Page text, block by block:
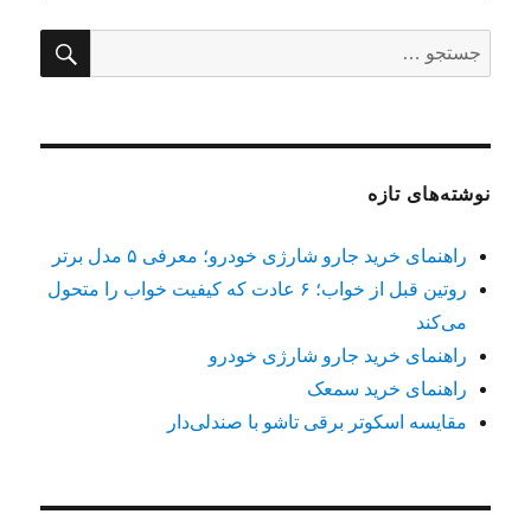
جستجو
برای:
نوشته‌های تازه
راهنمای خرید جارو شارژی خودرو؛ معرفی ۵ مدل برتر
روتین قبل از خواب؛ ۶ عادت که کیفیت خواب را متحول
می‌کند
راهنمای خرید جارو شارژی خودرو
راهنمای خرید سمعک
مقایسه اسکوتر برقی تاشو با صندلی‌دار